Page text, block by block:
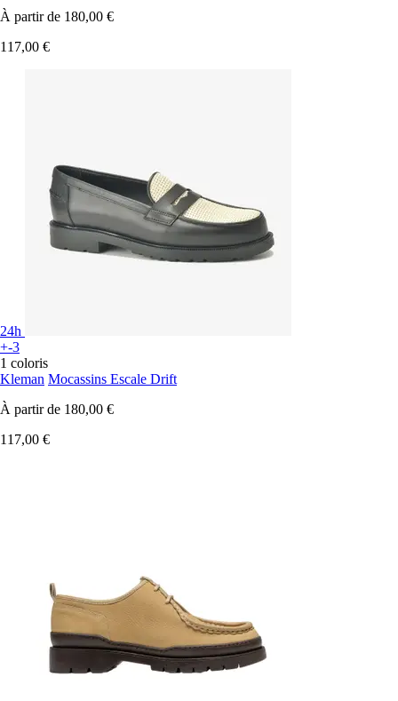
À partir de 180,00 €
117,00 €
24h
+-3
1 coloris
Kleman Mocassins Escale Drift
À partir de 180,00 €
117,00 €